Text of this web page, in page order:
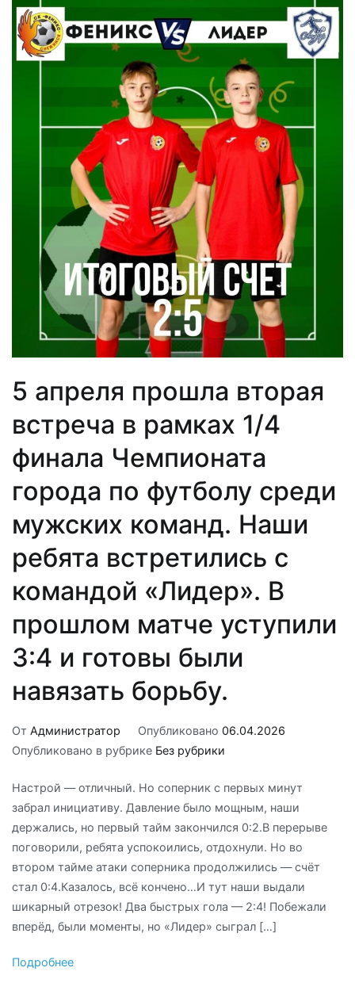
5 апреля прошла вторая
встреча в рамках 1/4
финала Чемпионата
города по футболу среди
мужских команд. Наши
ребята встретились с
командой «Лидер». В
прошлом матче уступили
3:4 и готовы были
навязать борьбу.
От Администратор Опубликовано 06.04.2026
Опубликовано в рубрике Без рубрики
Настрой — отличный. Но соперник с первых минут
забрал инициативу. Давление было мощным, наши
держались, но первый тайм закончился 0:2.В перерыве
поговорили, ребята успокоились, отдохнули. Но во
втором тайме атаки соперника продолжились — счёт
стал 0:4.Казалось, всё кончено…И тут наши выдали
шикарный отрезок! Два быстрых гола — 2:4! Побежали
вперёд, были моменты, но «Лидер» сыграл […]
Подробнее